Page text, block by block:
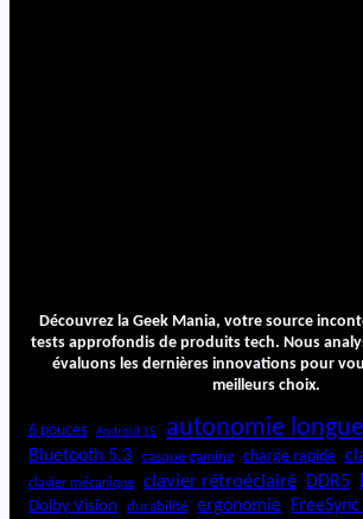
Découvrez la Geek Mania, votre source
tests approfondis de produits tech. Nous
évaluons les dernières innovations pour
meilleurs choix.
6 pouces Android 15 autonomie
Bluetooth 5.3 casque gaming charge rapide
clavier mécanique clavier rétroéclairé DDR5
Dolby Vision durabilité ergonomie